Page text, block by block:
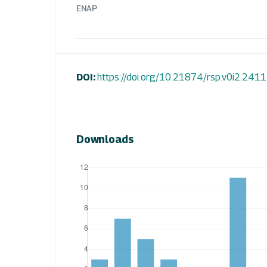
ENAP
DOI:https://doi.org/10.21874/rsp.v0i2.2411
Downloads